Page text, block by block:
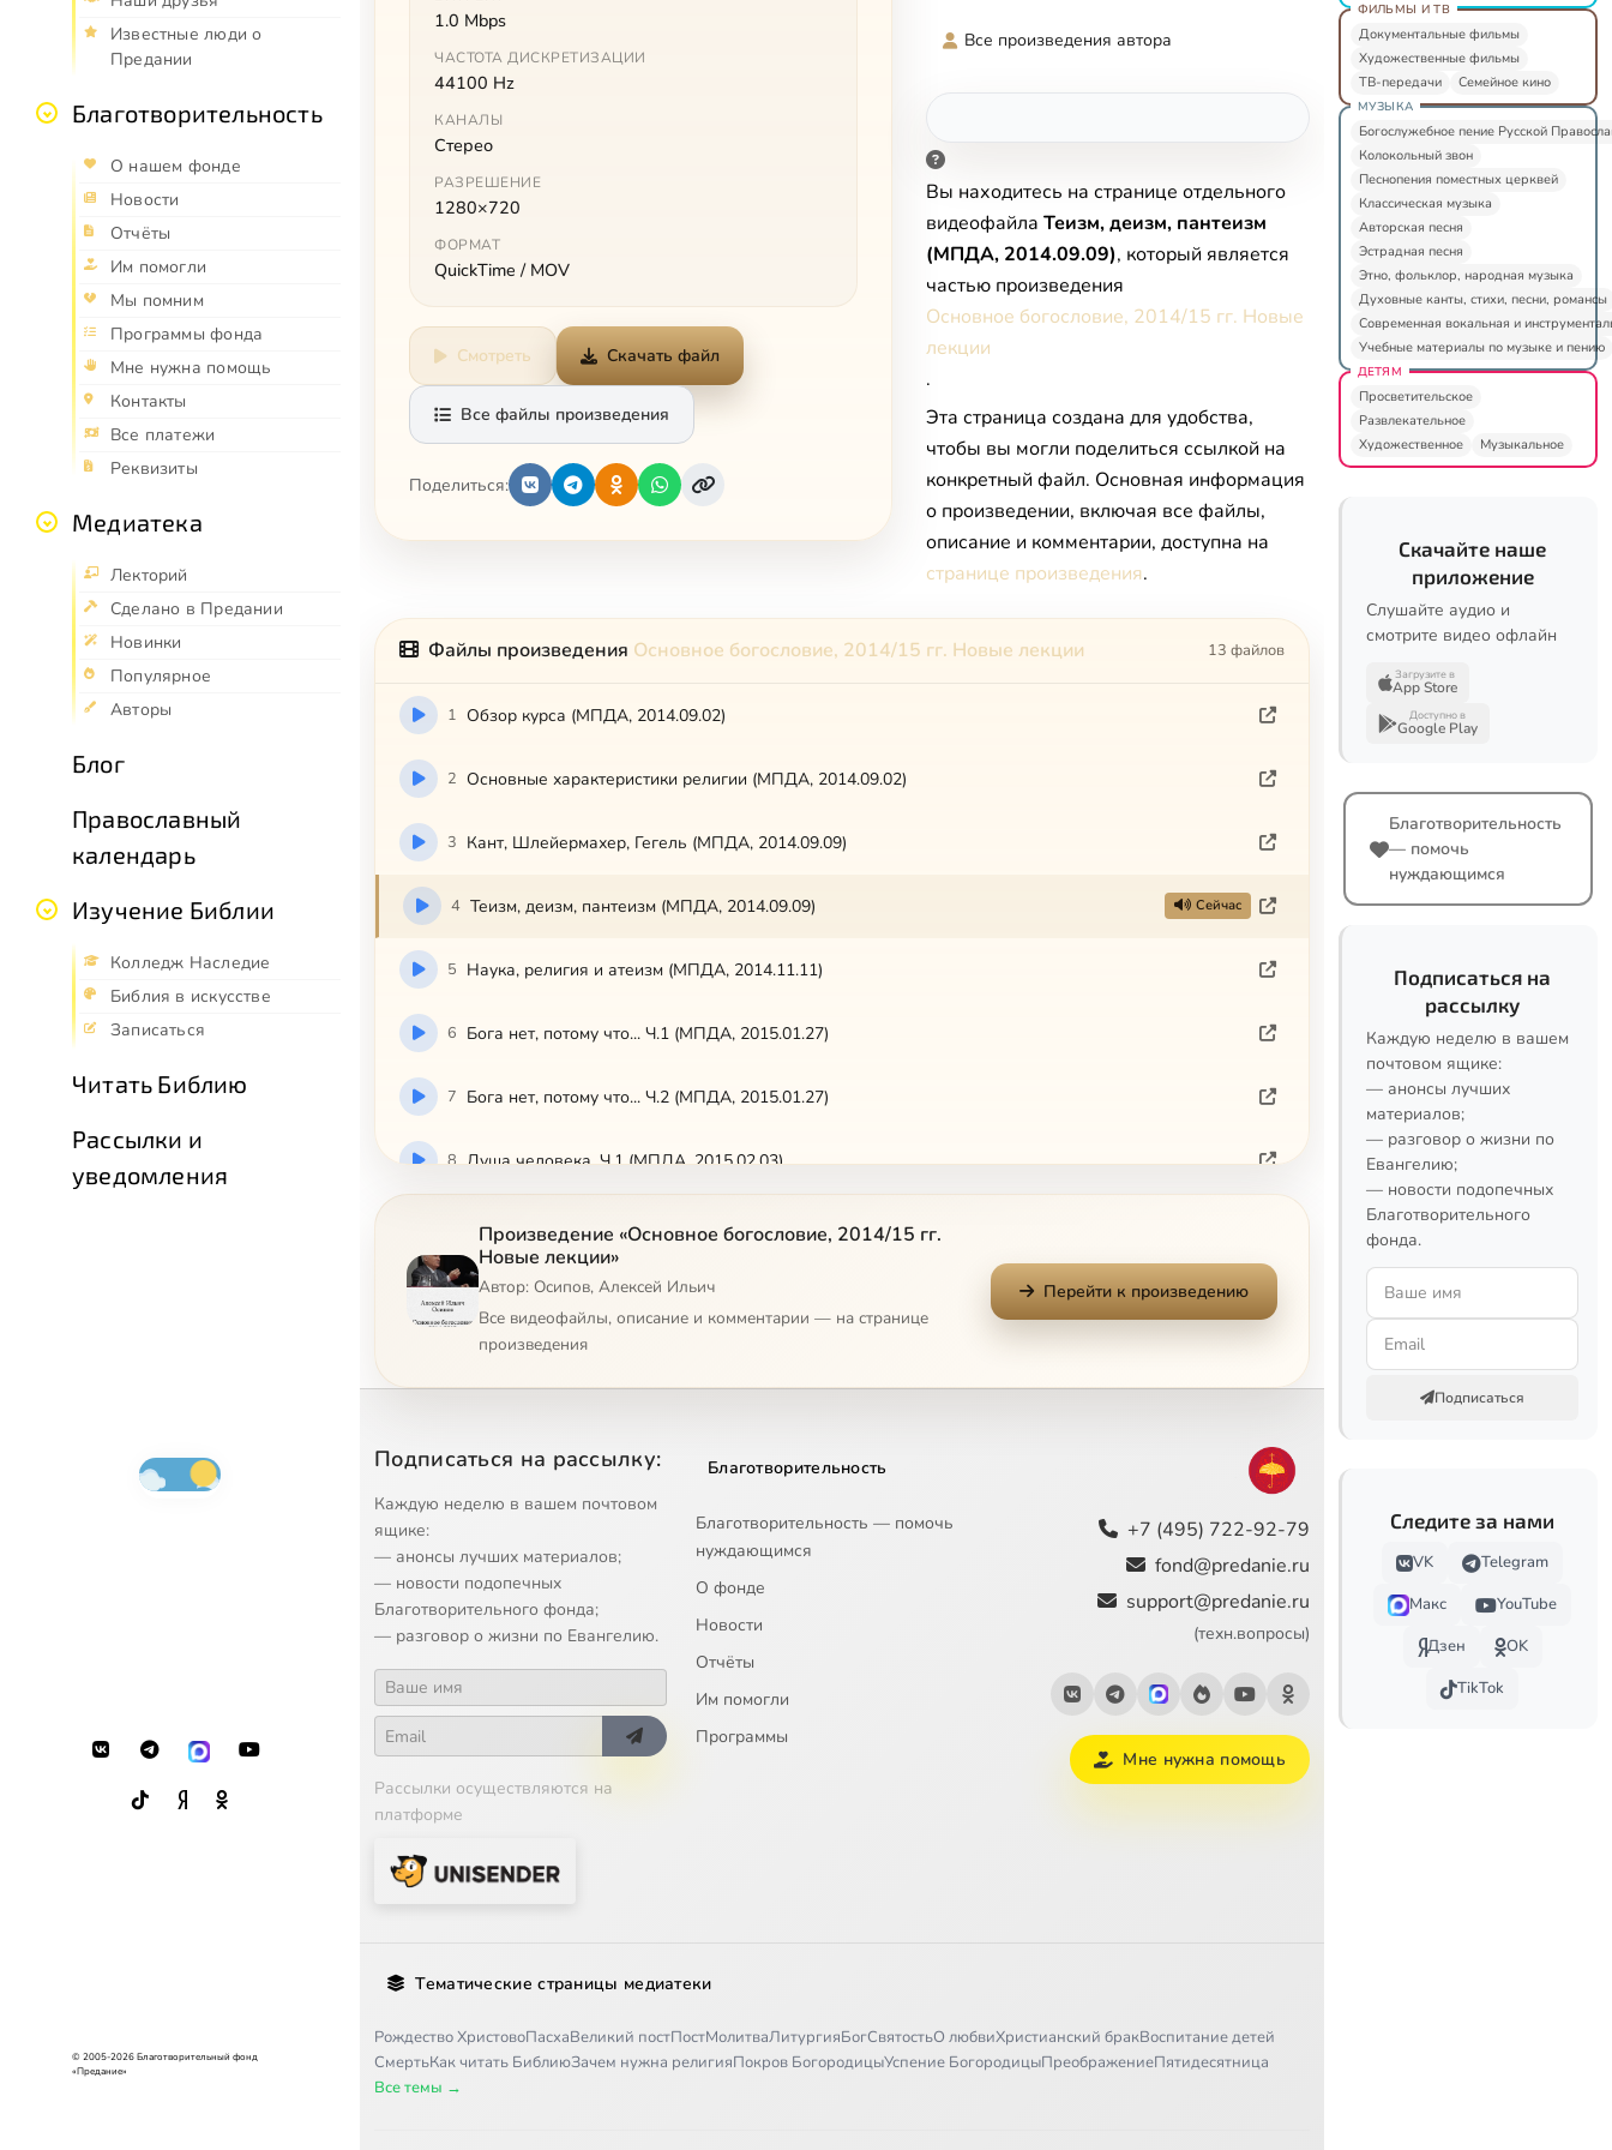
Известные люди о
Предании
Благотворительность
О нашем фонде
Новости
Отчёты
Им помогли
Мы помним
Программы фонда
Мне нужна помощь
Контакты
Все платежи
Реквизиты
Медиатека
Лекторий
Сделано в Предании
Новинки
Популярное
Авторы
Блог
Православный
календарь
Изучение Библии
Колледж Наследие
Библия в искусстве
Записаться
Читать Библию
Рассылки и
уведомления
© 2005-2026 Благотворительный фонд
«Предание»
1.0 Mbps
ЧАСТОТА ДИСКРЕТИЗАЦИИ
44100 Hz
КАНАЛЫ
Стерео
РАЗРЕШЕНИЕ
1280×720
ФОРМАТ
QuickTime / MOV
Смотреть Скачать файл
Все файлы произведения
Поделиться:
Все произведения автора
Вы находитесь на странице отдельного
видеофайла Теизм, деизм, пантеизм
(МПДА, 2014.09.09), который является
частью произведения
Основное богословие, 2014/15 гг. Новые
лекции
.
Эта страница создана для удобства,
чтобы вы могли поделиться ссылкой на
конкретный файл. Основная информация
о произведении, включая все файлы,
описание и комментарии, доступна на
странице произведения.
Файлы произведения Основное богословие, 2014/15 гг. Новые лекции 13 файлов
1 Обзор курса (МПДА, 2014.09.02)
2 Основные характеристики религии (МПДА, 2014.09.02)
3 Кант, Шлейермахер, Гегель (МПДА, 2014.09.09)
4 Теизм, деизм, пантеизм (МПДА, 2014.09.09) Сейчас
5 Наука, религия и атеизм (МПДА, 2014.11.11)
6 Бога нет, потому что... Ч.1 (МПДА, 2015.01.27)
7 Бога нет, потому что... Ч.2 (МПДА, 2015.01.27)
8 Душа человека. Ч.1 (МПДА, 2015.02.03)
Душа человека. Ч.2 (МПДА, 2015.02.03)
10 О явлениях потустороннего мира. Ч.1 (МПДА, 2015.02.10)
О явлениях потустороннего мира. Ч.2 (МПДА, 2015.02.10)
Что Православие даёт человеку Ч.2 (МПДА, 2015.05.12)
Произведение «Основное богословие, 2014/15 гг.
Новые лекции»
Автор: Осипов, Алексей Ильич
Все видеофайлы, описание и комментарии — на странице
произведения
Перейти к произведению
Подписаться на рассылку:
Каждую неделю в вашем почтовом
ящике:
— анонсы лучших материалов;
— новости подопечных
Благотворительного фонда;
— разговор о жизни по Евангелию.
Рассылки осуществляются на
платформе
Благотворительность
Благотворительность — помочь
нуждающимся
О фонде
Новости
Отчёты
Им помогли
Программы
+7 (495) 722-92-79
fond@predanie.ru
support@predanie.ru
(техн.вопросы)
Мне нужна помощь
Тематические страницы медиатеки
Рождество ХристовоПасхаВеликий постПостМолитваЛитургияБогСвятостьО любвиХристианский бракВоспитание детей
СмертьКак читать БиблиюЗачем нужна религияПокров БогородицыУспение БогородицыПреображениеПятидесятница
Все темы →
ФИЛЬМЫ И ТВ
Документальные фильмы
Художественные фильмы
ТВ-передачи
Семейное кино
МУЗЫКА
Богослужебное пение Русской
Колокольный звон
Песнопения поместных церквей
Классическая музыка
Авторская песня
Эстрадная песня
Этно, фольклор, народная музыка
Духовные канты, стихи, песни, романсы
Современная вокальная и
Учебные материалы по музыке и пению
ДЕТЯМ
Просветительское
Развлекательное
Художественное
Музыкальное
Скачайте наше
приложение
Слушайте аудио и
смотрите видео офлайн
Загрузите в
App Store
Доступно в
Google Play
Благотворительность
— помочь
нуждающимся
Подписаться на
рассылку
Каждую неделю в вашем
почтовом ящике:
— анонсы лучших
материалов;
— разговор о жизни по
Евангелию;
— новости подопечных
Благотворительного
фонда.
Подписаться
Следите за нами
VK
Telegram
Макс
YouTube
Дзен
OK
TikTok